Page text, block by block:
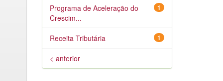
1
Programa de Aceleração do
Crescim...
1
Receita Tributária
< anterior